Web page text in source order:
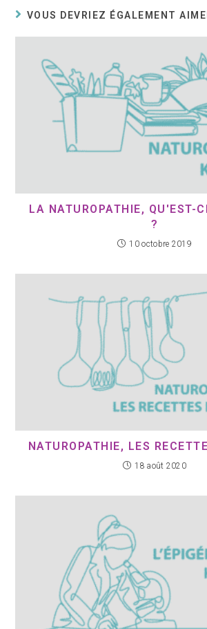
VOUS DEVRIEZ ÉGALEMENT
LA NATUROPATHIE, QU'EST-
?
10 octobre 2019
NATUROPATHIE, LES
18 août 2020